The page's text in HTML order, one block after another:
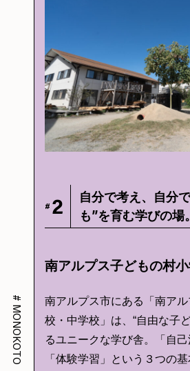
#
MONOKOTO
# 2
自分で考え、自分
も”を育む学びの場。
南アルプス子どもの村
南アルプス市にある「南ア
校・中学校」は、“自由な子
るユニークな学び舎。「自己
「体験学習」という３つの